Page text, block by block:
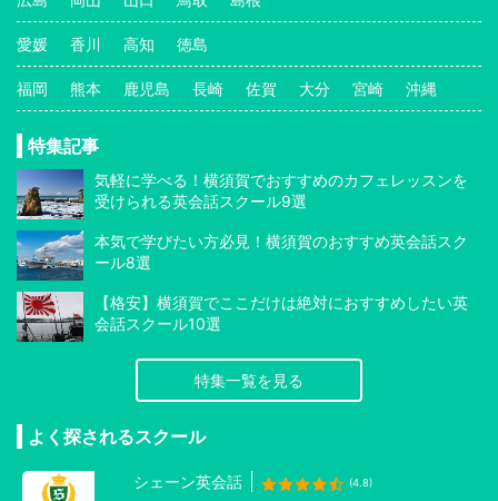
愛媛 香川 高知 徳島
福岡 熊本 鹿児島 長崎 佐賀 大分 宮崎 沖縄
特集記事
気軽に学べる！横須賀でおすすめのカフェレッスンを
受けられる英会話スクール9選
本気で学びたい方必見！横須賀のおすすめ英会話スク
ール8選
【格安】横須賀でここだけは絶対におすすめしたい英
会話スクール10選
特集一覧を見る
よく探されるスクール
シェーン英会話 (4.8)